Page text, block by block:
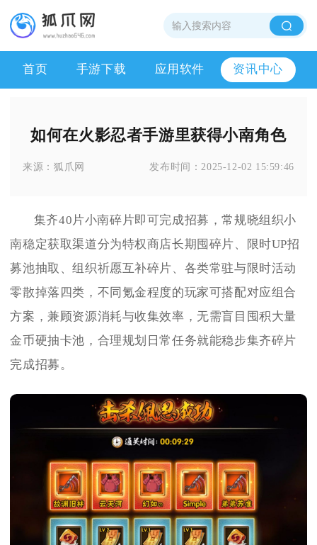
首页 手游下载 应用软件 资讯中心
如何在火影忍者手游里获得小南角色
来源：狐爪网 发布时间：2025-12-02 15:59:46
集齐40片小南碎片即可完成招募，常规晓组织小
南稳定获取渠道分为特权商店长期囤碎片、限时UP招
募池抽取、组织祈愿互补碎片、各类常驻与限时活动
零散掉落四类，不同氪金程度的玩家可搭配对应组合
方案，兼顾资源消耗与收集效率，无需盲目囤积大量
金币硬抽卡池，合理规划日常任务就能稳步集齐碎片
完成招募。